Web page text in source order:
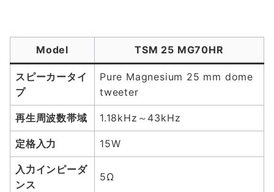
Model TSM 25 MG70HR
スピーカータイ
プ
Pure Magnesium 25 mm dome
tweeter
再生周波数帯域 1.18kHz～43kHz
定格入力 15W
入力インピーダ
ンス
5Ω